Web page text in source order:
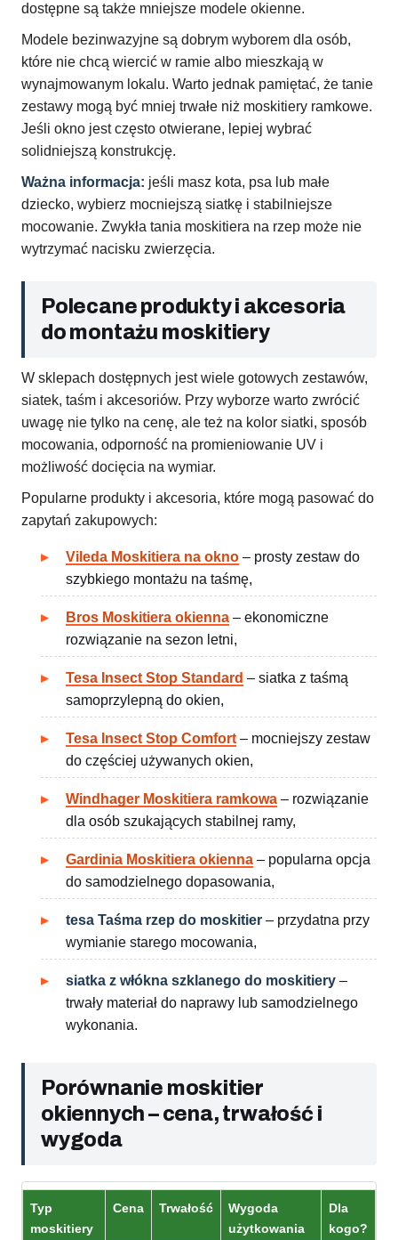
dostępne są także mniejsze modele okienne.
Modele bezinwazyjne są dobrym wyborem dla osób,
które nie chcą wiercić w ramie albo mieszkają w
wynajmowanym lokalu. Warto jednak pamiętać, że tanie
zestawy mogą być mniej trwałe niż moskitiery ramkowe.
Jeśli okno jest często otwierane, lepiej wybrać
solidniejszą konstrukcję.
Ważna informacja: jeśli masz kota, psa lub małe
dziecko, wybierz mocniejszą siatkę i stabilniejsze
mocowanie. Zwykła tania moskitiera na rzep może nie
wytrzymać nacisku zwierzęcia.
Polecane produkty i akcesoria
do montażu moskitiery
W sklepach dostępnych jest wiele gotowych zestawów,
siatek, taśm i akcesoriów. Przy wyborze warto zwrócić
uwagę nie tylko na cenę, ale też na kolor siatki, sposób
mocowania, odporność na promieniowanie UV i
możliwość docięcia na wymiar.
Popularne produkty i akcesoria, które mogą pasować do
zapytań zakupowych:
Vileda Moskitiera na okno – prosty zestaw do
szybkiego montażu na taśmę,
Bros Moskitiera okienna – ekonomiczne
rozwiązanie na sezon letni,
Tesa Insect Stop Standard – siatka z taśmą
samoprzylepną do okien,
Tesa Insect Stop Comfort – mocniejszy zestaw
do częściej używanych okien,
Windhager Moskitiera ramkowa – rozwiązanie
dla osób szukających stabilnej ramy,
Gardinia Moskitiera okienna – popularna opcja
do samodzielnego dopasowania,
tesa Taśma rzep do moskitier – przydatna przy
wymianie starego mocowania,
siatka z włókna szklanego do moskitiery –
trwały materiał do naprawy lub samodzielnego
wykonania.
Porównanie moskitier
okiennych – cena, trwałość i
wygoda
Typ
moskitiery
Cena Trwałość
Wygoda
użytkowania
Dla
kogo?